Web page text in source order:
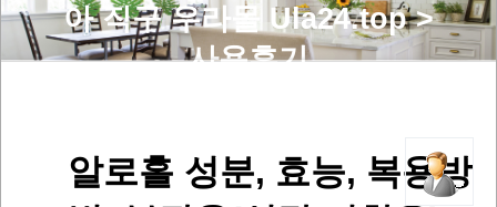
아 직구 우라몰 Ula24.top >
사용후기
알로홀 성분, 효능, 복용방